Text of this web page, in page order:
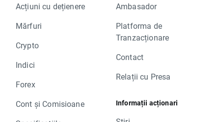
Acțiuni cu dețienere
Mărfuri
Crypto
Indici
Forex
Cont și Comisioane
Ambasador
Platforma de
Tranzacționare
Contact
Relații cu Presa
Informații acționari